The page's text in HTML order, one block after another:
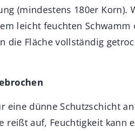
(mindestens 180er Korn).
leicht feuchten
die Fläche vollständig
eine dünne Schutzschicht
reißt auf, Feuchtigkeit kann